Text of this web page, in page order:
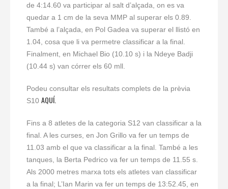
de 4:14.60 va participar al salt d’alçada, on es va
quedar a 1 cm de la seva MMP al superar els 0.89.
També a l’alçada, en Pol Gadea va superar el llistó en
1.04, cosa que li va permetre classificar a la final.
Finalment, en Michael Bio (10.10 s) i la Ndeye Badji
(10.44 s) van córrer els 60 mll.
Podeu consultar els resultats complets de la prèvia
S10 AQUÍ.
Fins a 8 atletes de la categoria S12 van classificar a la
final. A les curses, en Jon Grillo va fer un temps de
11.03 amb el que va classificar a la final. També a les
tanques, la Berta Pedrico va fer un temps de 11.55 s.
Als 2000 metres marxa tots els atletes van classificar
a la final; L’Ian Marin va fer un temps de 13:52.45, en